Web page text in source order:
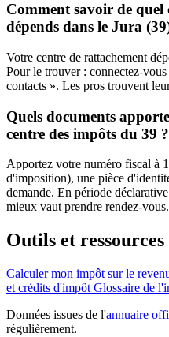
Comment savoir de quel
dépends dans le Jura
Votre centre de rattachement
Pour le trouver : connectez-
contacts ». Les pros trouvent
Quels documents
centre des impôts du 39 ?
Apportez votre numéro fiscal à
d'imposition), une pièce
demande. En période
mieux vaut prendre rendez-vous.
Outils et ressources
Calculer mon impôt sur le
et crédits d'impôt Glossaire de
Données issues de l'annuaire
régulièrement.